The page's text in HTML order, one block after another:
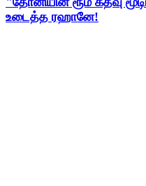
உடைத்த ரஹானே!